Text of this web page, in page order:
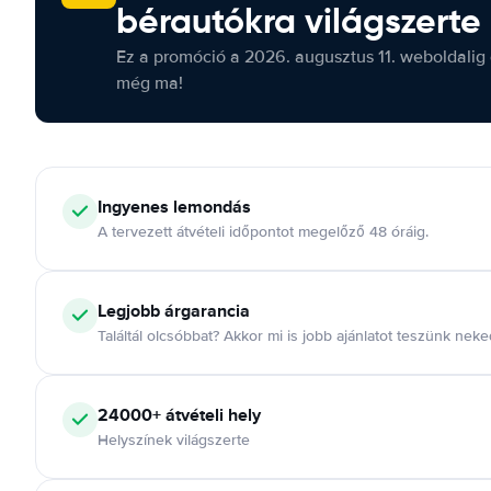
bérautókra világszerte
Ez a promóció a 2026. augusztus 11.
még ma!
Ingyenes lemondás
A tervezett átvételi időpontot megelőző 48 óráig.
Legjobb árgarancia
Találtál olcsóbbat? Akkor mi is jobb ajánlatot teszünk
24000+ átvételi hely
Helyszínek világszerte